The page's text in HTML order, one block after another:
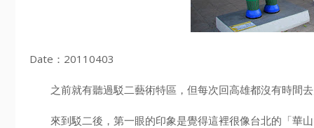
Date：20110403
之前就有聽過駁二藝術特區，但每次回高雄都沒有時間
來到駁二後，第一眼的印象是覺得這裡很像台北的「華